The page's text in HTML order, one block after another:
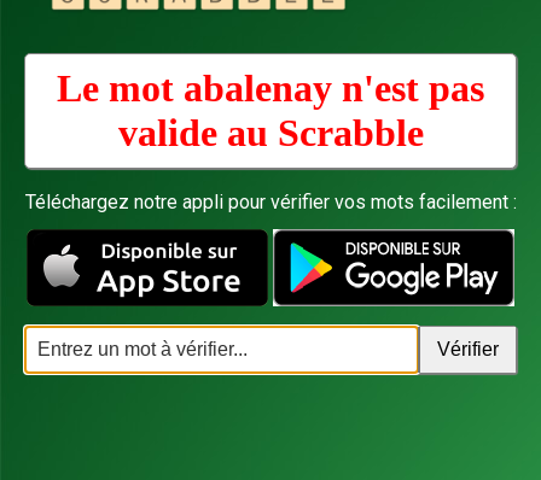
Le mot abalenay n'est pas
valide au Scrabble
Téléchargez notre appli pour vérifier vos mots facilement :